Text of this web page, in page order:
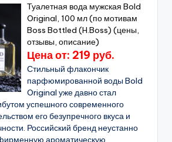
Туалетная вода мужская Bold
Original, 100 мл (по мотивам
Boss Bottled (H.Boss) (цены,
отзывы, описание)
Цена от: 219 руб.
Стильный флакончик
парфюмированной воды Bold
Original уже давно стал
успешного современного
его безупречного вкуса и
Российский бренд неустанно